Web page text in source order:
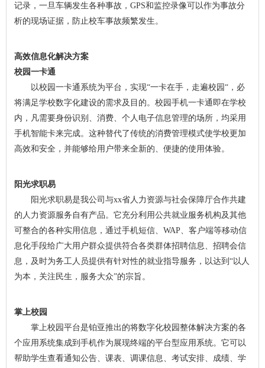
记录，一旦车辆发生各种事故，GPS和监控录像可以作为事故分
析的现场证据，防止校车事故频繁发生。
高效信息化解决方案
校园一卡通
以校园一卡通系统为平台，实现“一卡在手，走遍校园“，必
将满足学校数字化建设的需求及目的。校园手机一卡通即在学校
内，凡需要身份识别、消费、个人电子信息管理的场所，均采用
手机智能卡来完成。这种替代了传统的消费管理模式使学校更加
高效和安全，并能够给用户带来全新的、便捷的使用体验。
阳光求职易
阳光求职易是我公司与xx省人力资源与社会保障厅合作共建
的人力资源服务自有产品。它充分利用公共就业服务机构及其他
可整合的各种实用信息，通过手机短信、WAP、客户端等移动信
息化手段给广大用户群众提供符合各类群体招聘信息、招聘会信
息，及时为务工人员提供有针对性的就业指导服务，以达到“以人
为本，关注民生，服务大众”的宗旨。
掌上校园
掌上校园平台是铂亚推出的将数字化校园整体解决方案的各
个应用系统集成到手机作为展现终端的平台型应用系统。它可以
帮助学生查看通知公告、课表、调课信息、考试安排、成绩、学